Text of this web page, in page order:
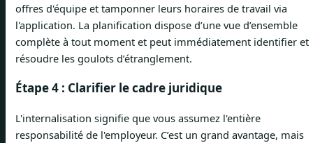
offres d'équipe et tamponner leurs horaires de travail via
l'application. La planification dispose d’une vue d’ensemble
complète à tout moment et peut immédiatement identifier et
résoudre les goulots d’étranglement.
Étape 4 : Clarifier le cadre juridique
L'internalisation signifie que vous assumez l'entière
responsabilité de l'employeur. C’est un grand avantage, mais